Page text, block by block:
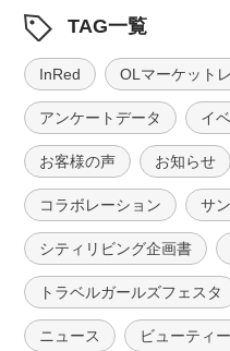
TAG一覧
InRed OLマーケット
アンケートデータ イ
お客様の声 お知らせ
コラボレーション サ
シティリビング企画書
トラベルガールズフェスタ
ニュース ビューティー